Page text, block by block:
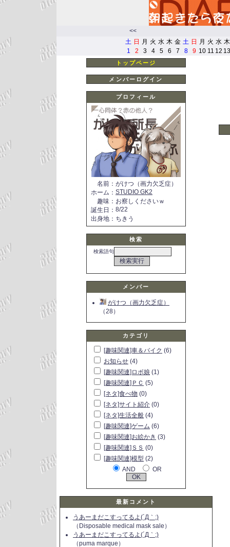
<<
土 日 月 火 水 木 金 土 日 月 火 水 木
1
2 3 4 5 6 7 8 9 10 11 12 13
トップページ
メンバーログイン
プロフィール
名前 ： がけつ（画力欠乏症）
ホーム ： STUDIO GK2
趣味 ： お察しくださいｗ
誕生日 ： 8/22
出身地 ： ちきう
検索
検索語句
メンバー
がけつ（画力欠乏症）
（28）
カテゴリ
[趣味関連]車＆バイク (6)
お知らせ (4)
[趣味関連]ロボ娘 (1)
[趣味関連]ＰＣ (5)
[ネタ]食べ物 (0)
[ネタ]サイト紹介 (0)
[ネタ]生活全般 (4)
[趣味関連]ゲーム (6)
[趣味関連]お絵かき (3)
[趣味関連]ＳＳ (0)
[趣味関連]模型 (2)
AND
OR
最新コメント
うあーまだこすってるよ(´Д｀;)
（Disposable medical mask sale）
うあーまだこすってるよ(´Д｀;)
（puma marque）